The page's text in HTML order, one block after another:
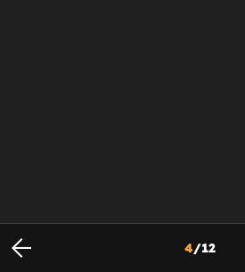
4/12